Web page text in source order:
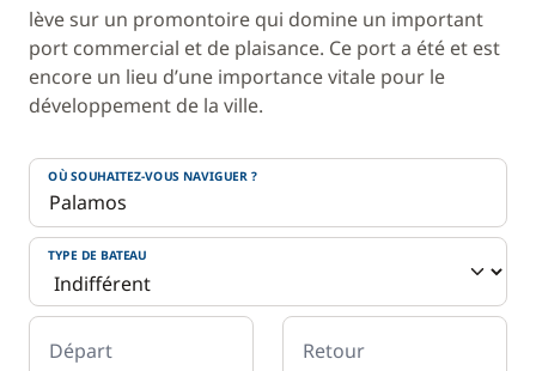
lève sur un promontoire qui domine un important
port commercial et de plaisance. Ce port a été et est
encore un lieu d’une importance vitale pour le
développement de la ville.
OÙ SOUHAITEZ-VOUS NAVIGUER ?
TYPE DE BATEAU
Départ Retour